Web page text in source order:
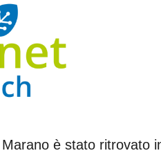
è stato ritrovato